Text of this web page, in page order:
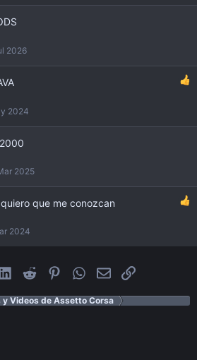
2026
2024
2025
que me conozcan
2024
LinkedInReddit PinterestWhatsApp
EmailEnlace
y Videos de Assetto Corsa